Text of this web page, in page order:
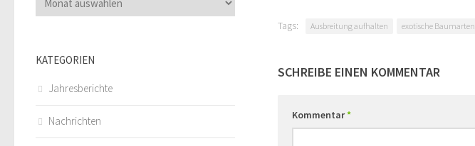
Tags: Ausbreitung aufhalten exotische Baumarten
SCHREIBE EINEN KOMMENTAR
Kommentar*
KATEGORIEN
Jahresberichte
Nachrichten